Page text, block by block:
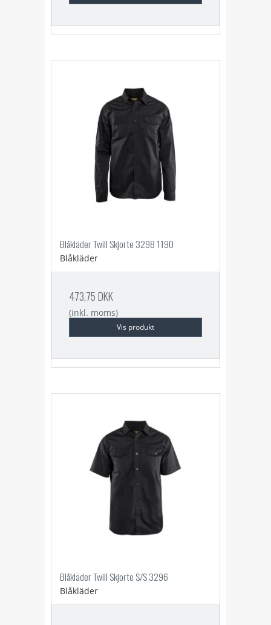
Blåkläder Twill Skjorte 3298 1190
Blåkläder
473,75 DKK
(inkl. moms)
Vis produkt
Blåkläder Twill Skjorte S/S 3296
Blåkläder